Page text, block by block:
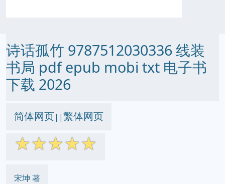
诗话孤竹 9787512030336 线装
书局 pdf epub mobi txt 电子书
下载 2026
简体网页||繁体网页
☆☆☆☆☆
宋坤 著